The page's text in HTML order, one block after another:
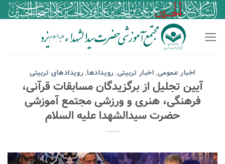
اخبار عمومی, اخبار تربیتی, رویدادها, رویدادهای تربیتی
آیین تجلیل از برگزیدگان مسابقات قرآنی،
فرهنگی، هنری و ورزشی مجتمع آموزشی
حضرت سیدالشهدا علیه السلام